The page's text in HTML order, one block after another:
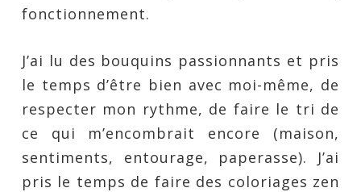
fonctionnement.
J’ai lu des bouquins passionnants et pris
le temps d’être bien avec moi-même, de
respecter mon rythme, de faire le tri de
ce qui m’encombrait encore (maison,
sentiments, entourage, paperasse). J’ai
pris le temps de faire des coloriages zen